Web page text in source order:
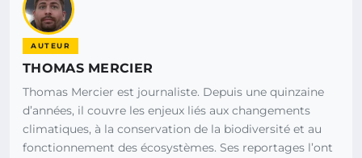
AUTEUR
THOMAS MERCIER
Thomas Mercier est journaliste. Depuis une quinzaine
d’années, il couvre les enjeux liés aux changements
climatiques, à la conservation de la biodiversité et au
fonctionnement des écosystèmes. Ses reportages l’ont